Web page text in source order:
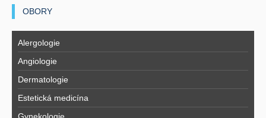
OBORY
Alergologie
Angiologie
Dermatologie
Estetická medicína